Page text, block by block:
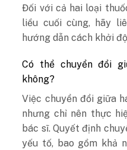
Đối với cả hai loại
liều cuối cùng, hãy
hướng dẫn cách khởi
Có thể chuyển đổi
không?
Việc chuyển đổi giữa
nhưng chỉ nên thực
bác sĩ. Quyết định
yếu tố, bao gồm khả